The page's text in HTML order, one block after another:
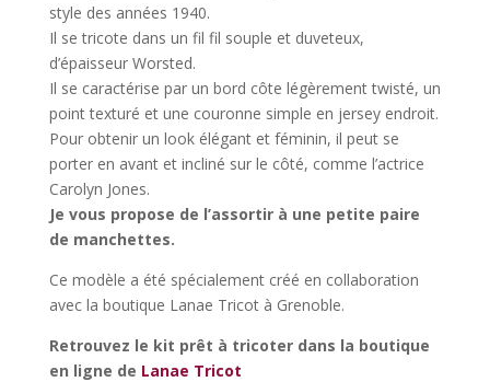
style des années 1940.
Il se tricote dans un fil fil souple et duveteux,
d’épaisseur Worsted.
Il se caractérise par un bord côte légèrement twisté, un
point texturé et une couronne simple en jersey endroit.
Pour obtenir un look élégant et féminin, il peut se
porter en avant et incliné sur le côté, comme l’actrice
Carolyn Jones.
Je vous propose de l’assortir à une petite paire
de manchettes.
Ce modèle a été spécialement créé en collaboration
avec la boutique Lanae Tricot à Grenoble.
Retrouvez le kit prêt à tricoter dans la boutique
en ligne de Lanae Tricot